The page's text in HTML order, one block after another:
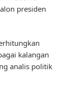
presiden
kalangan
analis politik